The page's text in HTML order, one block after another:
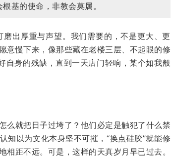
基的使命，非教会莫属。
出厚重与声望。我们需要的，不是更大、更
意慢下来，像那些藏在老楼三层、不起眼的修
自身的残缺，直到一天店门轻响，某个如我般
么就把日子过垮了？他们必定是触犯了什么禁
知以为文化本身坚不可摧，“换点硅胶”就能修
距不远。可是，这样的天真岁月早已过去。